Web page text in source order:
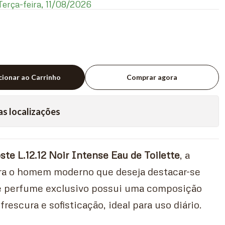
feira, 11/08/2026
ao Carrinho Comprar agora
localizações
L.12.12 Noir Intense Eau de Toilette , a
o homem moderno que deseja destacar-se
perfume exclusivo possui uma composição
e sofisticação, ideal para uso diário.